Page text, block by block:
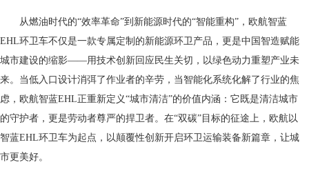
从燃油时代的“效率革命”到新能源时代的“智能重构”，欧航智蓝
EHL环卫车不仅是一款专属定制的新能源环卫产品，更是中国智造赋能
城市建设的缩影——用技术创新回应民生关切，以绿色动力重塑产业未
来。当低入口设计消弭了作业者的辛劳，当智能化系统化解了行业的焦
虑，欧航智蓝EHL正重新定义“城市清洁”的价值内涵：它既是清洁城市
的守护者，更是劳动者尊严的捍卫者。在“双碳”目标的征途上，欧航以
智蓝EHL环卫车为起点，以颠覆性创新开启环卫运输装备新篇章，让城
市更美好。